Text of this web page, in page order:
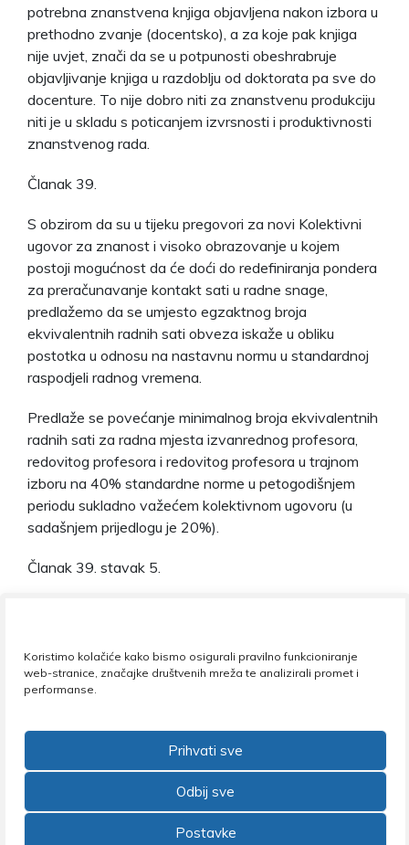
Koristimo kolačiće kako bismo osigurali pravilno funkcioniranje
web-stranice, značajke društvenih mreža te analizirali promet i
performanse.
Prihvati sve
Odbij sve
Postavke
potrebna znanstvena knjiga objavljena nakon izbora u
prethodno zvanje (docentsko), a za koje pak knjiga
nije uvjet, znači da se u potpunosti obeshrabruje
objavljivanje knjiga u razdoblju od doktorata pa sve do
docenture. To nije dobro niti za znanstvenu produkciju
niti je u skladu s poticanjem izvrsnosti i produktivnosti
znanstvenog rada.
Članak 39.
S obzirom da su u tijeku pregovori za novi Kolektivni
ugovor za znanost i visoko obrazovanje u kojem
postoji mogućnost da će doći do redefiniranja pondera
za preračunavanje kontakt sati u radne snage,
predlažemo da se umjesto egzaktnog broja
ekvivalentnih radnih sati obveza iskaže u obliku
postotka u odnosu na nastavnu normu u standardnoj
raspodjeli radnog vremena.
Predlaže se povećanje minimalnog broja ekvivalentnih
radnih sati za radna mjesta izvanrednog profesora,
redovitog profesora i redovitog profesora u trajnom
izboru na 40% standardne norme u petogodišnjem
periodu sukladno važećem kolektivnom ugovoru (u
sadašnjem prijedlogu je 20%).
Članak 39. stavak 5.
znanstveno-nastavna radna mjesta su prosječne
ocjene institucijskog istraživanja kvalitete ukupnog
nastavnog rada ili prosječne ocjene na rezultatima
radna razine 1 prosječna ocjena nastavne aktivnosti
mora biti najmanje 70% prosječne ocjene visokog
učilišta na kojem se nastava izvodi. Za radna mjesta
razine 2 prosječna ocjena ukupne nastavne aktivnosti